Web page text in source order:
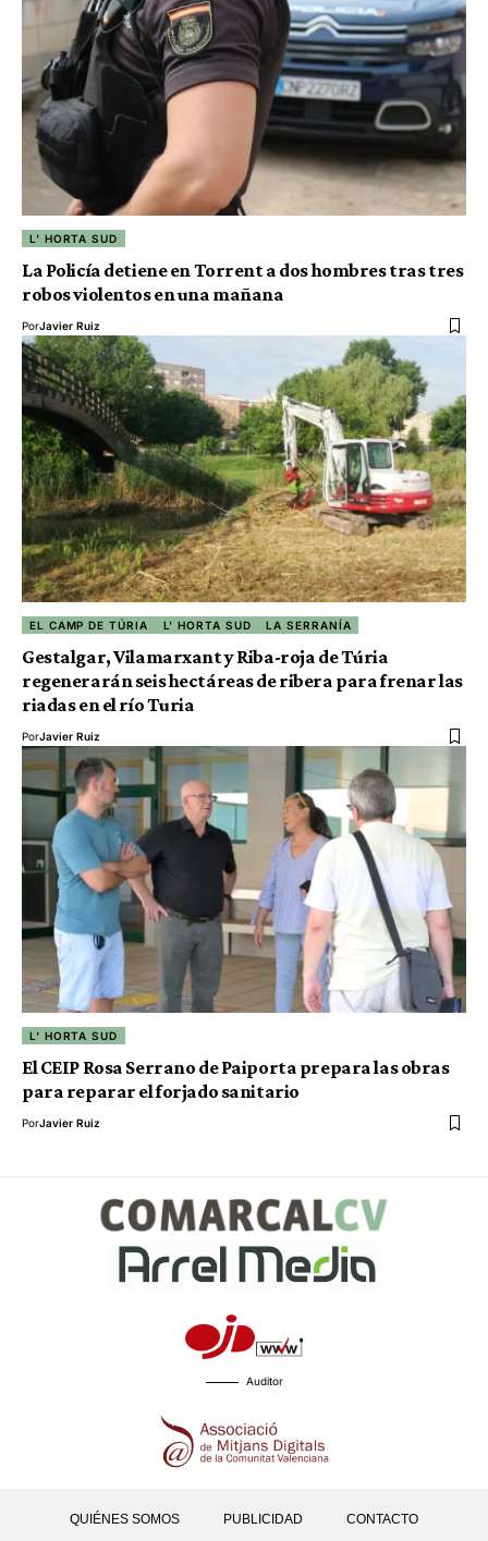
L' HORTA SUD
La Policía detiene en Torrent a dos hombres tras tres
robos violentos en una mañana
PorJavier Ruiz
EL CAMP DE TÚRIA L' HORTA SUD LA SERRANÍA
Gestalgar, Vilamarxant y Riba-roja de Túria
regenerarán seis hectáreas de ribera para frenar las
riadas en el río Turia
PorJavier Ruiz
L' HORTA SUD
El CEIP Rosa Serrano de Paiporta prepara las obras
para reparar el forjado sanitario
PorJavier Ruiz
Auditor
QUIÉNES SOMOS PUBLICIDAD CONTACTO